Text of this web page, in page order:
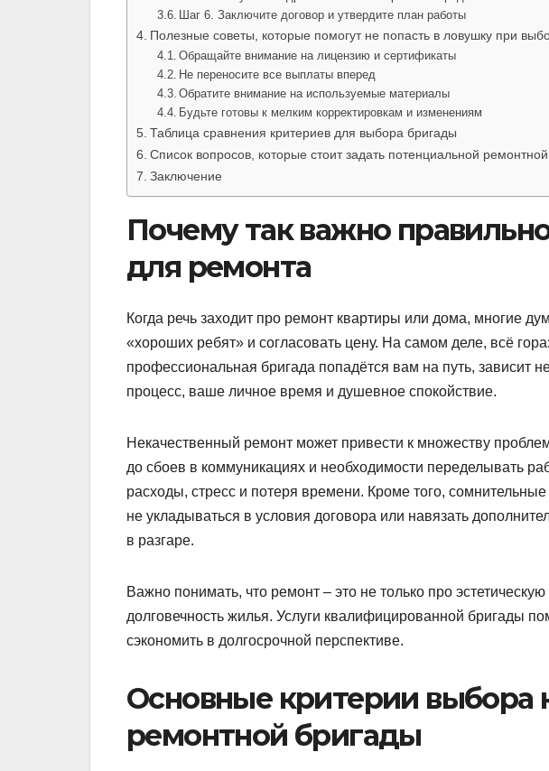
Шаг 6. Заключите договор и утвердите план работы
Полезные советы, которые помогут не попасть в ловушку при
Обращайте внимание на лицензию и сертификаты
Не переносите все выплаты вперед
Обратите внимание на используемые материалы
Будьте готовы к мелким корректировкам и изменениям
Таблица сравнения критериев для выбора бригады
Список вопросов, которые стоит задать потенциальной
Заключение
Почему так важно
для ремонта
Когда речь заходит про ремонт квартиры или дома, многие
«хороших ребят» и согласовать цену. На самом деле, всё
профессиональная бригада попадётся вам на путь, зависит
процесс, ваше личное время и душевное спокойствие.
Некачественный ремонт может привести к множеству
до сбоев в коммуникациях и необходимости переделывать
расходы, стресс и потеря времени. Кроме того,
не укладываться в условия договора или навязать
в разгаре.
Важно понимать, что ремонт – это не только про
долговечность жилья. Услуги квалифицированной бригады
сэкономить в долгосрочной перспективе.
Основные критерии выбора
ремонтной бригады